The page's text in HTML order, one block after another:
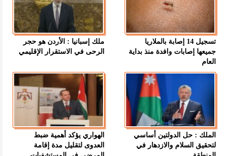
تسجيل 14 إصابة بالملاريا
جميعها إصابات وافدة منذ بداية
العام
ملك إسبانيا : الأردن هو حجر
الرحى في الاستقرار الإقليمي
الملك : حل الدولتين أساسي
لتحقيق السلام والازدهار في
الهواري يؤكد أهمية ضبط
العدوى لتقليل مدة إقامة